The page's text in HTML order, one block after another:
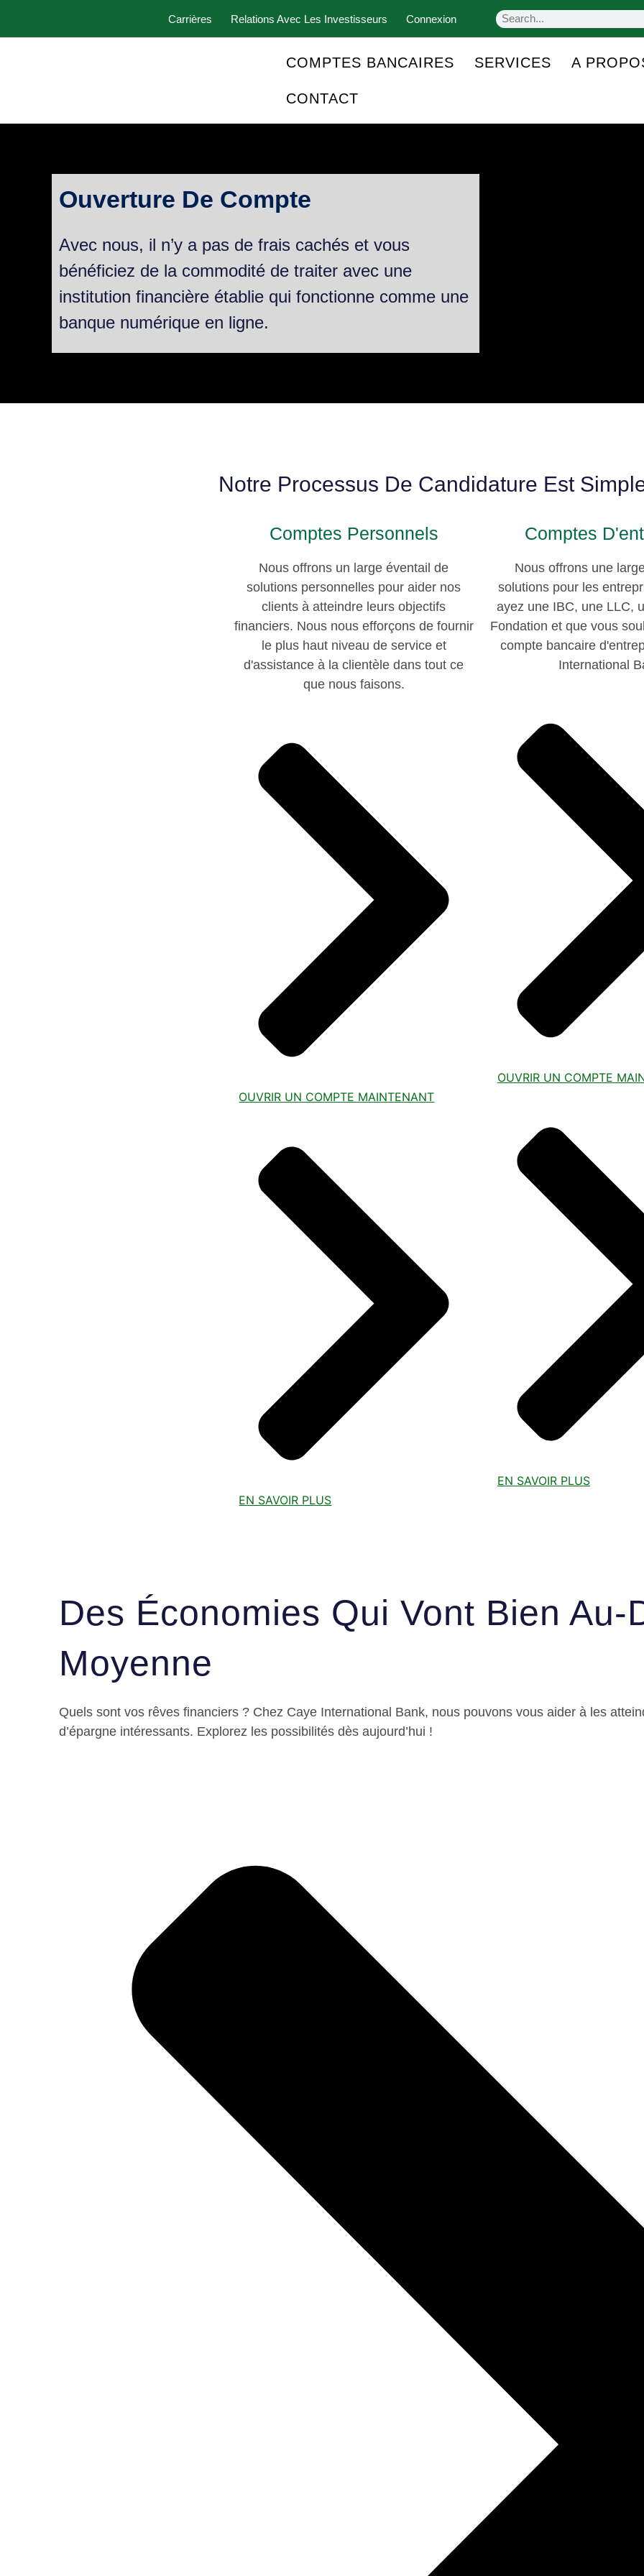
Carrières Relations Avec Les Investisseurs Connexion
COMPTES BANCAIRES SERVICES A
CONTACT
Ouverture De Compte
Avec nous, il n’y a pas de frais cachés et vous
bénéficiez de la commodité de traiter avec une
institution financière établie qui fonctionne comme une
banque numérique en ligne.
Notre Processus De Candidature Est
Comptes Personnels
Nous offrons un large éventail de
solutions personnelles pour aider nos
clients à atteindre leurs objectifs
financiers. Nous nous efforçons de fournir
le plus haut niveau de service et
d'assistance à la clientèle dans tout ce
que nous faisons.
OUVRIR UN COMPTE MAINTENANT
EN SAVOIR PLUS
Comptes
Nous offrons une
solutions pour les
ayez une IBC, une LLC,
Fondation et que vous
compte bancaire
International
OUVRIR UN COMPTE
EN SAVOIR PLUS
Des Économies Qui Vont Bien Au-
Moyenne
Quels sont vos rêves financiers ? Chez Caye International Bank, nous pouvons vous aider à les
d’épargne intéressants. Explorez les possibilités dès aujourd’hui !